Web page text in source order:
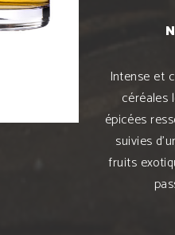
Intense et
céréales
épicées
suivies
fruits